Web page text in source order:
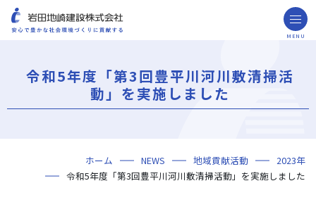
MENU
ごあいさつ
ミッション・ビジョン・社訓
会社概要
組織図
役員一覧
沿革
岩田地崎の歴史
事業所一覧
関連会社
プレスリリース
財務情報
岩田地崎建設のCM
3分でわかる岩田地崎建設
年代から探す
地域別で探す
用途区分から探す
GISマップシステム
Niseko Project
プロジェクトレポート
技術・ソリューション
ソリューション
令和5年度「第3回豊平川河川敷清掃活
動」を実施しました
ホーム NEWS 地域貢献活動
2023年
令和5年度「第3回豊平川河川敷清掃活動」を実施しました